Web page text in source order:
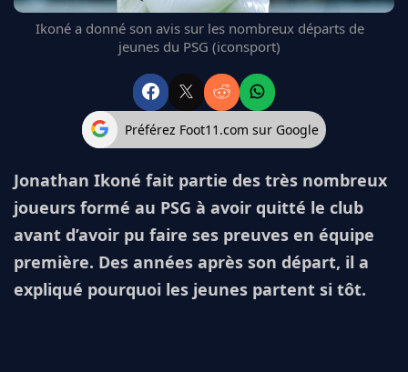
ARSENAL
BAYERN
L'AVIS DE LA RÉDAC'
Ikoné a donné son avis sur les nombreux départs de
jeunes du PSG (iconsport)
Préférez Foot11.com sur Google
Jonathan Ikoné fait partie des très nombreux
joueurs formé au PSG à avoir quitté le club
avant d’avoir pu faire ses preuves en équipe
première. Des années après son départ, il a
expliqué pourquoi les jeunes partent si tôt.